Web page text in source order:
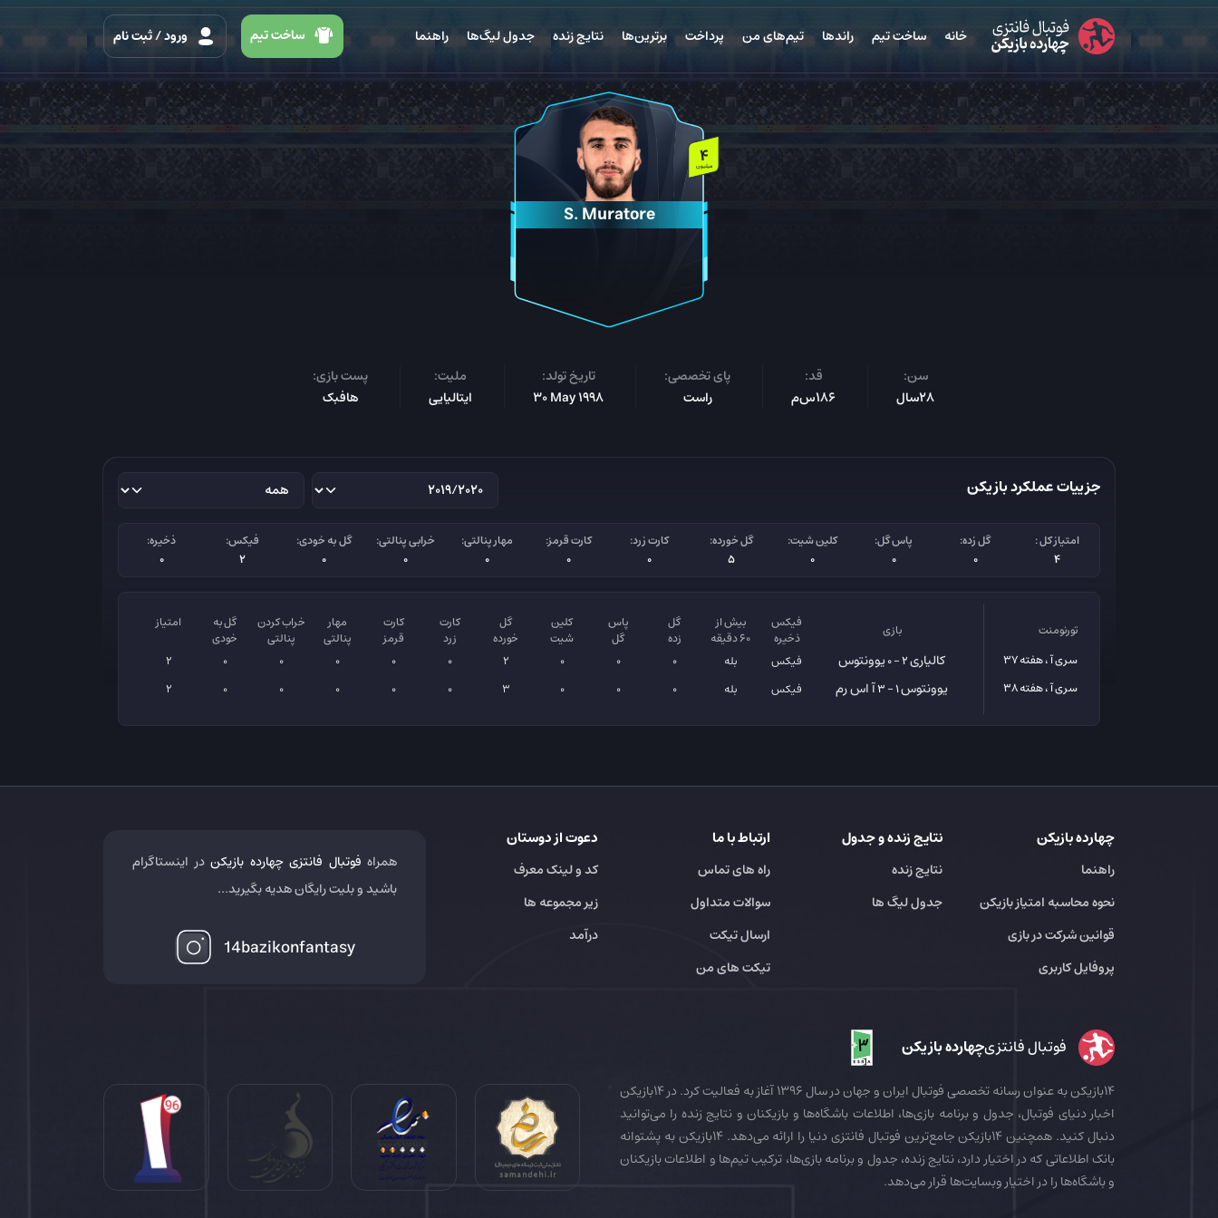
خانه ساخت تیم راندها تیم‌های من پرداخت برترین‌ها نتایج زنده جدول لیگ‌ها راهنما ساخت تیم ورود/ ثبت نام
S. Muratore
4
میلیون
سن:
28سال
قد:
186س‌م
پای تخصصی:
راست
تاریخ تولد:
30 May 1998
ملیت:
ایتالیایی
پست بازی:
هافبک
جزییات عملکرد بازیکن
امتیاز کل :
4
گل زده:
0
پاس گل:
0
کلین شیت:
0
گل خورده:
5
کارت زرد:
0
کارت قرمز:
0
مهار پنالتی:
0
خرابی پنالتی:
0
گل به خودی:
0
فیکس:
2
ذخیره:
0
تورنومنت بازی
فیکس
ذخیره
بیش از
۶۰ دقیقه
گل
زده
پاس
گل
کلین
شیت
گل
خورده
کارت
زرد
کارت
قرمز
مهار
پنالتی
خراب کردن
پنالتی
گل به
خودی
امتیاز
سری آ ، هفته 37
کالیاری2 - 0 یوونتوس فیکس بله 0
0
0
2
0
0
0
0
0
2
سری آ ، هفته 38
یوونتوس1 - 3 آ اس رم فیکس بله 0
0
0
3
0
0
0
0
0
2
چهارده بازیکن
راهنما
نحوه محاسبه امتیاز بازیکن
قوانین شرکت در بازی
پروفایل کاربری
نتایج زنده و جدول
نتایج زنده
جدول لیگ ها
ارتباط با ما
راه های تماس
سوالات متداول
ارسال تیکت
تیکت های من
دعوت از دوستان
کد و لینک معرف
زیر مجموعه ها
درآمد
همراه فوتبال فانتزی چهارده بازیکن در اینستاگرام
باشید و بلیت رایگان هدیه بگیرید...
14bazikonfantasy
فوتبال فانتزیچهارده بازیکن
14بازیکن به عنوان رسانه تخصصی فوتبال ایران و جهان در سال 1396 آغاز به فعالیت کرد. در 14بازیکن
اخبار دنیای فوتبال، جدول و برنامه بازی‌ها، اطلاعات باشگاه‌ها و بازیکنان و نتایج زنده را می‌توانید
دنبال کنید. همچنین 14بازیکن جامع‌ترین فوتبال فانتزی دنیا را ارائه می‌دهد. 14بازیکن به پشتوانه
بانک اطلاعاتی که در اختیار دارد، نتایج زنده، جدول و برنامه بازی‌ها، ترکیب تیم‌ها و اطلاعات بازیکنان
و باشگاه‌ها را در اختیار وبسایت‌ها قرار می‌دهد.